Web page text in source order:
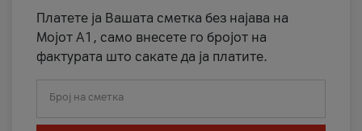
Платете ја Вашата сметка без најава на
Мојот А1, само внесете го бројот на
фактурата што сакате да ја платите.
Број на сметка